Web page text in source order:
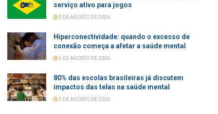
serviço ativo para jogos
5 DE AGOSTO DE 2026
Hiperconectividade: quando o excesso de
conexão começa a afetar a saúde mental
5 DE AGOSTO DE 2026
80% das escolas brasileiras já discutem
impactos das telas na saúde mental
5 DE AGOSTO DE 2026